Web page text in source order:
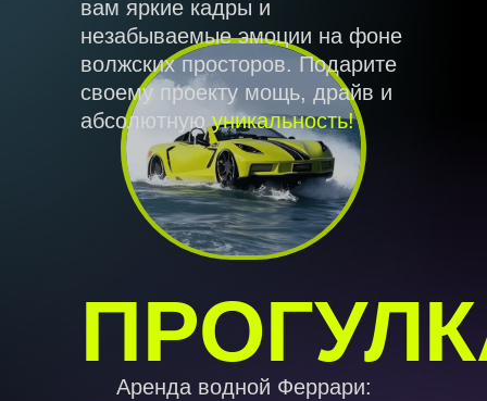
вам яркие кадры и
незабываемые эмоции на фоне
волжских просторов. Подарите
своему проекту мощь, драйв и
абсолютнуюуникальность!
Аренда водной Феррари: